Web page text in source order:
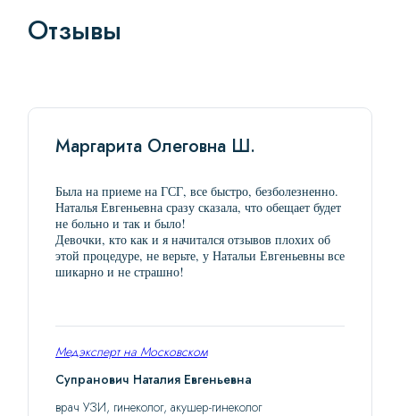
Отзывы
Маргарита Олеговна Ш.
Была на приеме на ГСГ, все быстро, безболезненно.
Наталья Евгеньевна сразу сказала, что обещает будет
не больно и так и было!
Девочки, кто как и я начитался отзывов плохих об
этой процедуре, не верьте, у Натальи Евгеньевны все
шикарно и не страшно!
Медэксперт на Московском
Супранович Наталия Евгеньевна
врач УЗИ, гинеколог, акушер-гинеколог